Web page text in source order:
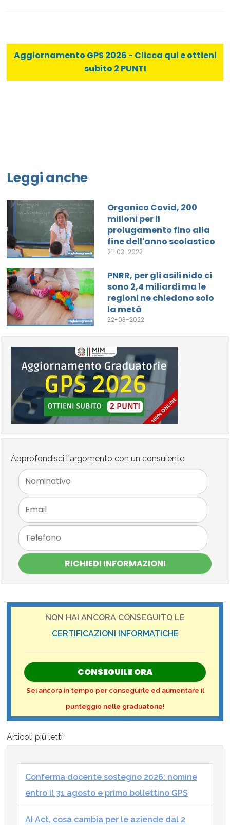
Aggiornamento GPS 2026 - Clicca qui e ottieni
subito 2 PUNTI
Leggi anche
Organico Covid, 200
milioni per il
prolugamento fino alla
fine dell'anno scolastico
21-03-2022
PNRR, per gli asili nido ci
sono 2,4 miliardi ma le
regioni ne chiedono solo
la metà
22-03-2022
Approfondisci l'argomento con un consulente
RICHIEDI INFORMAZIONI
NON HAI ANCORA CONSEGUITO LE
CERTIFICAZIONI INFORMATICHE
CONSEGUILE ORA
Sei ancora in tempo per conseguirle ed aumentare il
punteggio nelle graduatorie!
Articoli più letti
Conferma docente sostegno 2026: nomine
entro il 31 agosto e primo bollettino GPS
AI Act, cosa cambia per le aziende dal 2